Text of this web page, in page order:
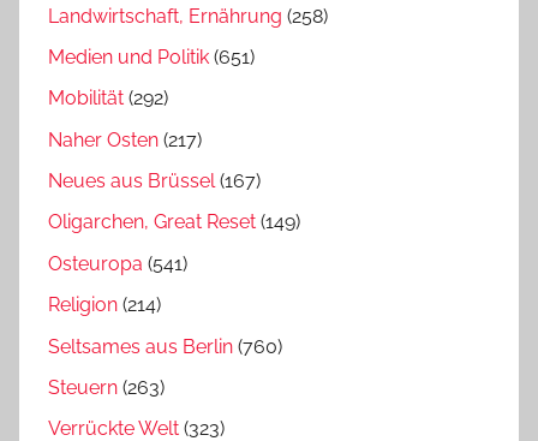
Landwirtschaft, Ernährung (258)
Medien und Politik (651)
Mobilität (292)
Naher Osten (217)
Neues aus Brüssel(167)
Oligarchen, Great Reset (149)
Osteuropa (541)
Religion (214)
Seltsames aus Berlin (760)
Steuern (263)
Verrückte Welt (323)